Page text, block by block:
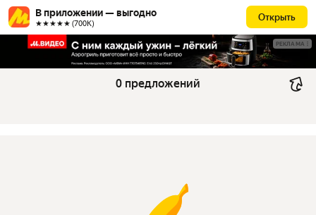
В приложении — выгодно
★★★★★ (700К)
Открыть
РЕКЛАМА
0 предложений